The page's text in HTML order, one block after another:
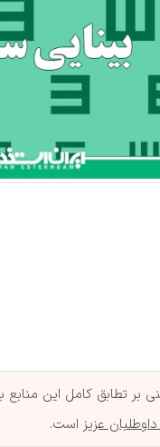
تطابق کامل این منابع
عزیز است.